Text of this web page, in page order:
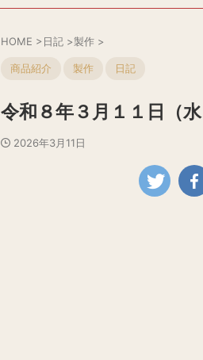
HOME >日記 >製作 >
商品紹介 製作 日記
令和８年３月１１日（
2026年3月11日